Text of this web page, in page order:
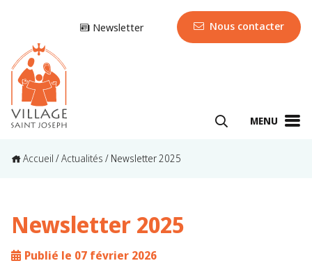
Newsletter Nous contacter
MENU
Accueil /Actualités / Newsletter 2025
Newsletter 2025
Publié le 07 février 2026